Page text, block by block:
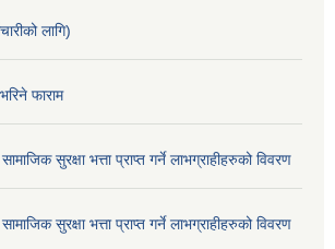
लागि)
फाराम
सुरक्षा भत्ता प्राप्त गर्ने लाभग्राहीहरुको विवरण
सुरक्षा भत्ता प्राप्त गर्ने लाभग्राहीहरुको विवरण